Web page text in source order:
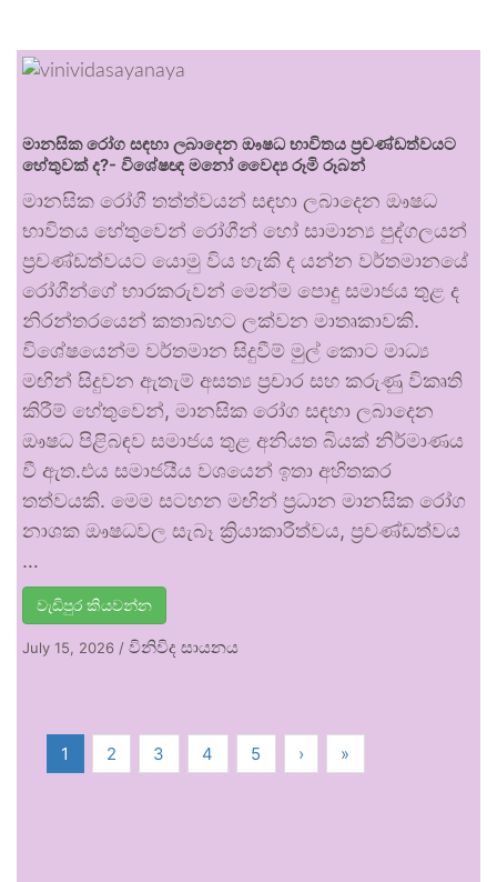
මානසික රෝග සඳහා ලබාදෙන ඖෂධ භාවිතය ප්‍රචණ්ඩත්වයට
හේතුවක් ද?- විශේෂඥ මනෝ වෛද්‍ය රූමි රූබන්
මානසික රෝගී තත්ත්වයන් සඳහා ලබාදෙන ඖෂධ
භාවිතය හේතුවෙන් රෝගීන් හෝ සාමාන්‍ය පුද්ගලයන්
ප්‍රචණ්ඩත්වයට යොමු විය හැකි ද යන්න වර්තමානයේ
රෝගීන්ගේ භාරකරුවන් මෙන්ම පොදු සමාජය තුළ ද
නිරන්තරයෙන් කතාබහට ලක්වන මාතෘකාවකි.
විශේෂයෙන්ම වර්තමාන සිදුවීම් මුල් කොට මාධ්‍ය
මඟින් සිදුවන ඇතැම් අසත්‍ය ප්‍රචාර සහ කරුණු විකෘති
කිරීම් හේතුවෙන්, මානසික රෝග සඳහා ලබාදෙන
ඖෂධ පිළිබඳව සමාජය තුළ අනියත බියක් නිර්මාණය
වී ඇත.එය සමාජයීය වශයෙන් ඉතා අහිතකර
තත්වයකි. මෙම සටහන මඟින් ප්‍රධාන මානසික රෝග
නාශක ඖෂධවල සැබෑ ක්‍රියාකාරීත්වය, ප්‍රචණ්ඩත්වය
…
වැඩිපුර කියවන්න
July 15, 2026 / විනිවිද සායනය
1 2 3 4 5 › »